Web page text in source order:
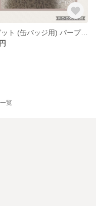
ロゼット (缶バッジ用) パープル フラワー
覧